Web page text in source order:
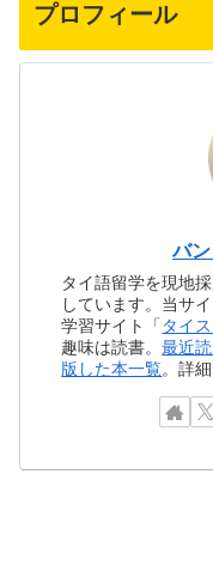
プロフィール
バ
タイ語留学を現地
しています。当サイ
学習サイト「 タイ
趣味は読書。最近
版した本一覧。詳